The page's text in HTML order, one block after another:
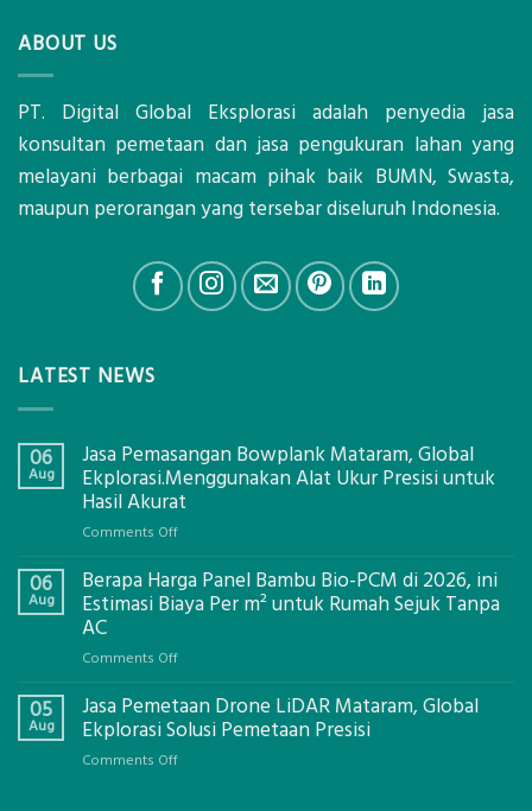
ABOUT US
PT. Digital Global Eksplorasi adalah penyedia jasa
konsultan pemetaan dan jasa pengukuran lahan yang
melayani berbagai macam pihak baik BUMN, Swasta,
maupun perorangan yang tersebar diseluruh Indonesia.
LATEST NEWS
06
Aug
Jasa Pemasangan Bowplank Mataram, Global
Ekplorasi.Menggunakan Alat Ukur Presisi untuk
Hasil Akurat
Comments Offon
Pemasangan
Bowplank
Ukur
Presisi
untuk
06
Aug
Berapa Harga Panel Bambu Bio-PCM di 2026, ini
Estimasi Biaya Per m² untuk Rumah Sejuk Tanpa
AC
Comments Offon
Harga
Panel
05
Aug
Jasa Pemetaan Drone LiDAR Mataram, Global
Ekplorasi Solusi Pemetaan Presisi
Comments Offon